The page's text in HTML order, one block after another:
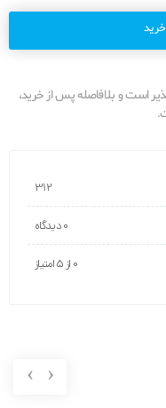
است و بلافاصله پس از خرید،
312
0 دیدگاه
0 از ۵ امتیاز
‹
›